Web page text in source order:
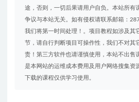
途，否则，一切后果请用户自负。本站所有
争议与本站无关。如有侵权请联系邮箱：
我们将第一时间处理！。项目教程如涉及其
节，请自行判断项目可操作性，我们不对其
责！第三方软件也请谨慎使用，本站不出售
是本网站的运维成本费用及用户网络搜集资
下载的课程仅供学习使用。